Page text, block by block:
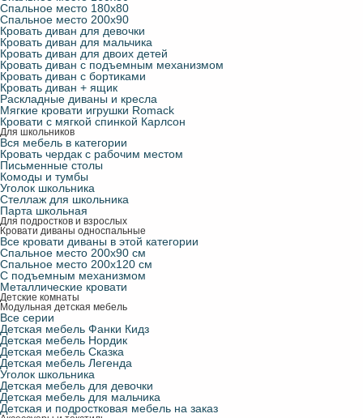
Спальное место 180х80
Спальное место 200х90
Кровать диван для девочки
Кровать диван для мальчика
Кровать диван для двоих детей
Кровать диван с подъемным механизмом
Кровать диван с бортиками
Кровать диван + ящик
Раскладные диваны и кресла
Мягкие кровати игрушки Romack
Кровати с мягкой спинкой Карлсон
Для школьников
Вся мебель в категории
Кровать чердак с рабочим местом
Письменные столы
Комоды и тумбы
Уголок школьника
Стеллаж для школьника
Парта школьная
Для подростков и взрослых
Кровати диваны односпальные
Все кровати диваны в этой категории
Спальное место 200х90 см
Спальное место 200х120 см
С подъемным механизмом
Металлические кровати
Детские комнаты
Модульная детская мебель
Все серии
Детская мебель Фанки Кидз
Детская мебель Нордик
Детская мебель Сказка
Детская мебель Легенда
Уголок школьника
Детская мебель для девочки
Детская мебель для мальчика
Детская и подростковая мебель на заказ